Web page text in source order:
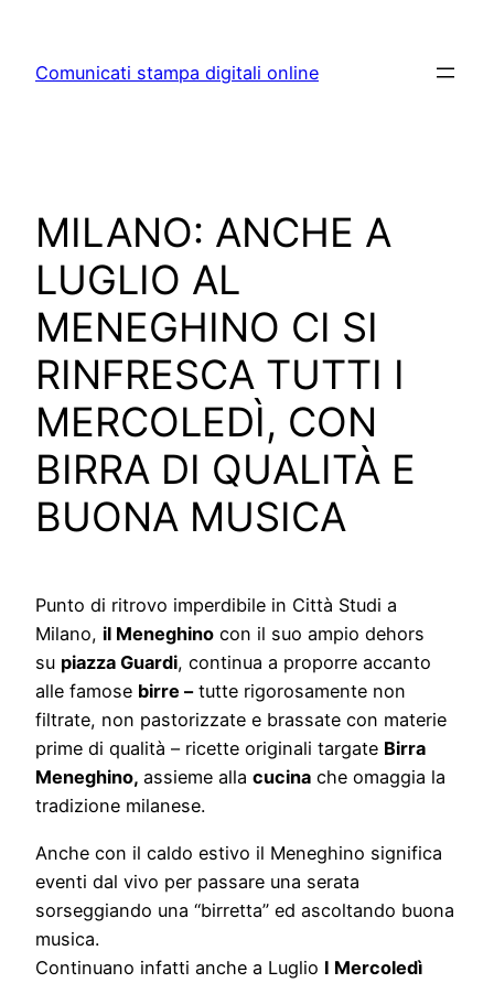
content
Comunicati stampa digitali online
MILANO: ANCHE A
LUGLIO AL
MENEGHINO CI SI
RINFRESCA TUTTI I
MERCOLEDÌ, CON
BIRRA DI QUALITÀ E
BUONA MUSICA
Punto di ritrovo imperdibile in Città Studi a
Milano, il Meneghino con il suo ampio dehors
su piazza Guardi, continua a proporre accanto
alle famose birre –tutte rigorosamente non
filtrate, non pastorizzate e brassate con materie
prime di qualità – ricette originali targate Birra
Meneghino, assieme alla cucina che omaggia la
tradizione milanese.
Anche con il caldo estivo il Meneghino significa
eventi dal vivo per passare una serata
sorseggiando una “birretta” ed ascoltando buona
musica.
Continuano infatti anche a Luglio I Mercoledì